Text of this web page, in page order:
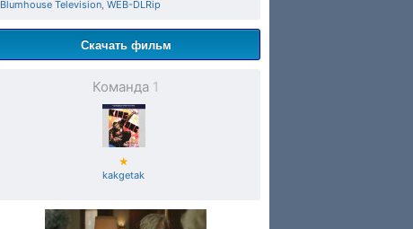
Blumhouse Television, WEB-DLRip
Скачать фильм
Команда 1
★
kakgetak